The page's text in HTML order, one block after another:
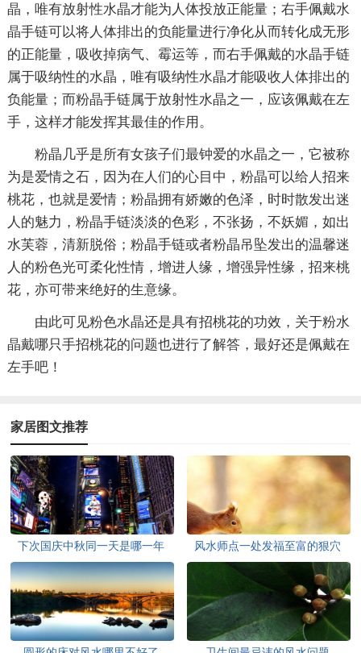
晶，唯有放射性水晶才能为人体投放正能量；右手佩戴水
晶手链可以将人体排出的负能量进行净化从而转化成无形
的正能量，吸收掉病气、霉运等，而右手佩戴的水晶手链
属于吸纳性的水晶，唯有吸纳性水晶才能吸收人体排出的
负能量；而粉晶手链属于放射性水晶之一，应该佩戴在左
手，这样才能发挥其最佳的作用。
粉晶几乎是所有女孩子们最钟爱的水晶之一，它被称
为是爱情之石，因为在人们的心目中，粉晶可以给人招来
桃花，也就是爱情；粉晶拥有娇嫩的色泽，时时散发出迷
人的魅力，粉晶手链淡淡的色彩，不张扬，不妖媚，如出
水芙蓉，清新脱俗；粉晶手链或者粉晶吊坠发出的温馨迷
人的粉色光可柔化性情，增进人缘，增强异性缘，招来桃
花，亦可带来绝好的生意缘。
由此可见粉色水晶还是具有招桃花的功效，关于粉水
晶戴哪只手招桃花的问题也进行了解答，最好还是佩戴在
左手吧！
家居图文推荐
下次国庆中秋同一天是哪一年 风水师点一处发福至富的狠穴